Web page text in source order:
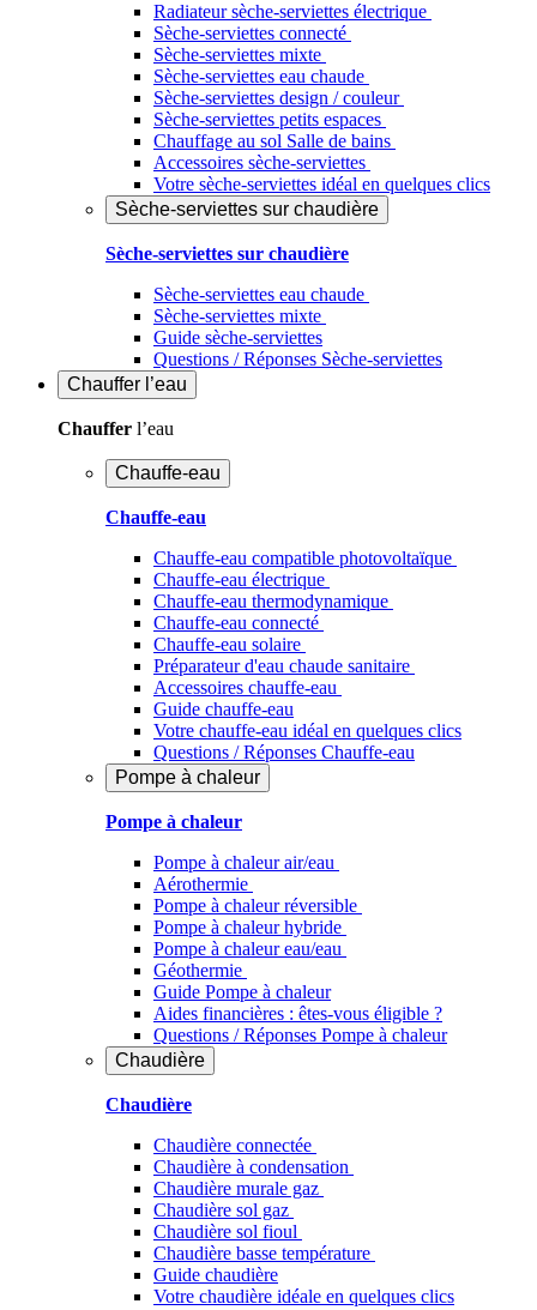
Radiateur sèche-serviettes électrique
Sèche-serviettes connecté
Sèche-serviettes mixte
Sèche-serviettes eau chaude
Sèche-serviettes design / couleur
Sèche-serviettes petits espaces
Chauffage au sol Salle de bains
Accessoires sèche-serviettes
Votre sèche-serviettes idéal en quelques clics
Sèche-serviettes sur chaudière
Sèche-serviettes sur chaudière
Sèche-serviettes eau chaude
Sèche-serviettes mixte
Guide sèche-serviettes
Questions / Réponses Sèche-serviettes
Chauffer l’eau
Chauffer l’eau
Chauffe-eau
Chauffe-eau
Chauffe-eau compatible photovoltaïque
Chauffe-eau électrique
Chauffe-eau thermodynamique
Chauffe-eau connecté
Chauffe-eau solaire
Préparateur d'eau chaude sanitaire
Accessoires chauffe-eau
Guide chauffe-eau
Votre chauffe-eau idéal en quelques clics
Questions / Réponses Chauffe-eau
Pompe à chaleur
Pompe à chaleur
Pompe à chaleur air/eau
Aérothermie
Pompe à chaleur réversible
Pompe à chaleur hybride
Pompe à chaleur​ eau/eau
Géothermie
Guide Pompe à chaleur
Aides financières : êtes-vous éligible ?
Questions / Réponses Pompe à chaleur
Chaudière
Chaudière
Chaudière connectée
Chaudière à condensation
Chaudière murale gaz
Chaudière sol gaz
Chaudière sol fioul
Chaudière basse température
Guide chaudière
Votre chaudière idéale en quelques clics